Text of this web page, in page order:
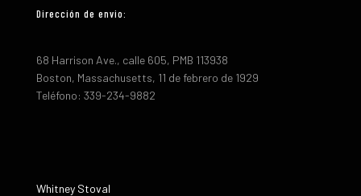
Dirección de envio:
68 Harrison Ave., calle 605, PMB 113938
Boston, Massachusetts, 11 de febrero de 1929
Teléfono: 339-234-9882
Whitney Stoval